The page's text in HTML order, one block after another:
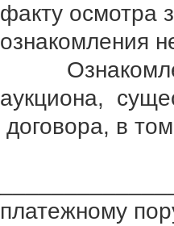
факту осмотра
ознакомления
Ознакомлен
аукциона,
договора, в
платежному